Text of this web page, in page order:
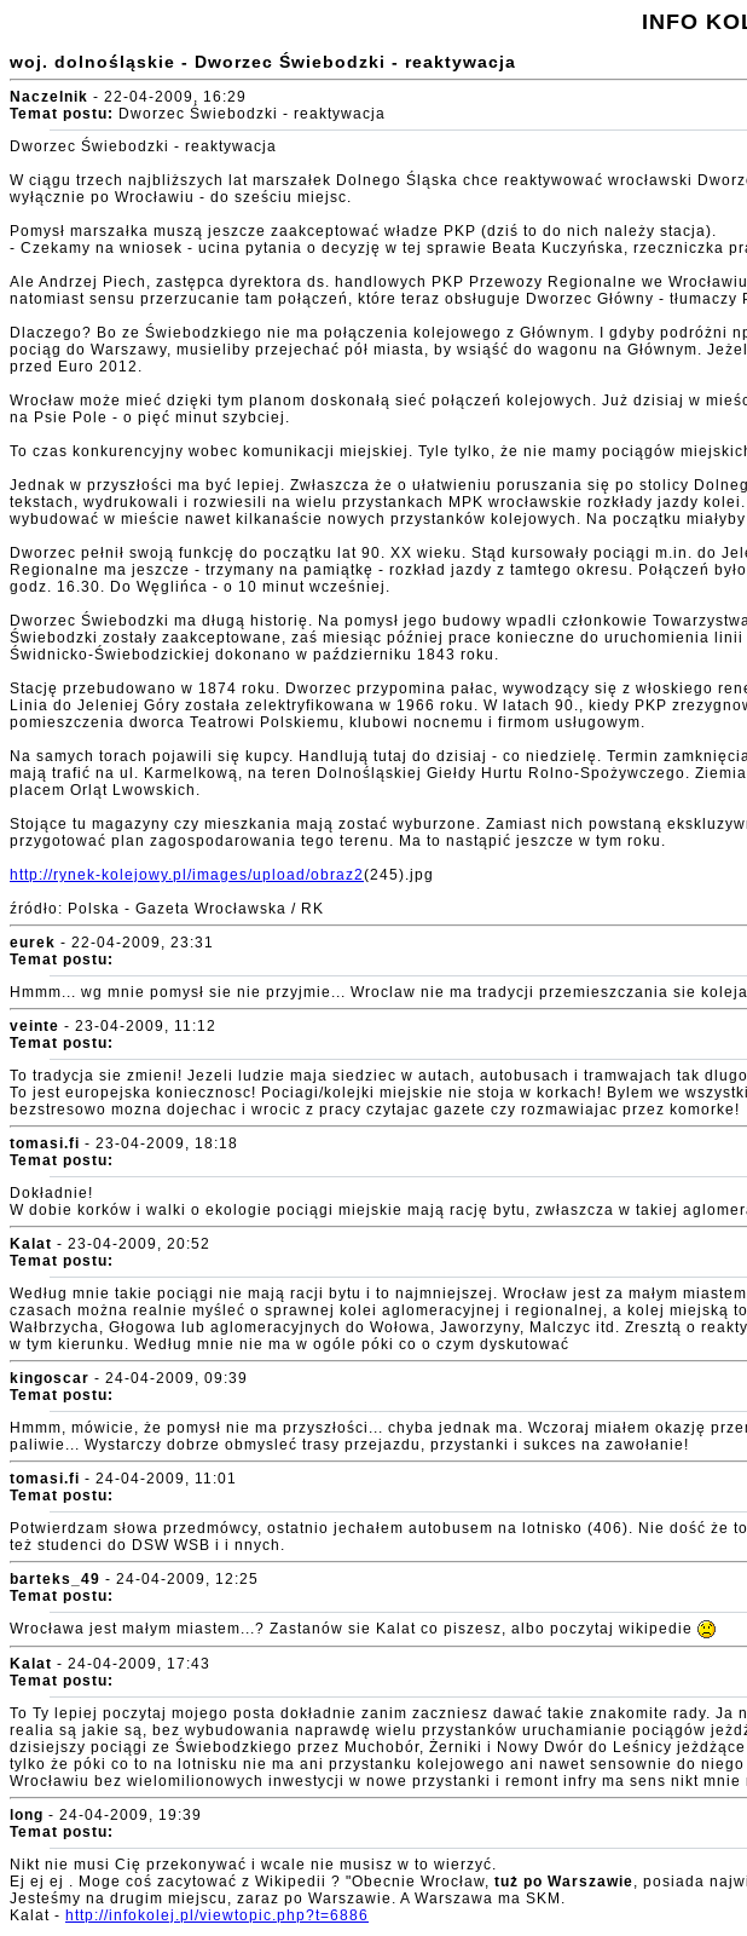
INFO
woj. dolnośląskie - Dworzec Świebodzki - reaktywacja
Naczelnik - 22-04-2009, 16:29
Temat postu: Dworzec Świebodzki - reaktywacja
Dworzec Świebodzki - reaktywacja
W ciągu trzech najbliższych lat marszałek Dolnego Śląska chce reaktywować wrocławski
wyłącznie po Wrocławiu - do sześciu miejsc.
Pomysł marszałka muszą jeszcze zaakceptować władze PKP (dziś to do nich należy stacja).
- Czekamy na wniosek - ucina pytania o decyzję w tej sprawie Beata Kuczyńska, rzeczniczka
Ale Andrzej Piech, zastępca dyrektora ds. handlowych PKP Przewozy Regionalne we
natomiast sensu przerzucanie tam połączeń, które teraz obsługuje Dworzec Główny - tłumaczy
Dlaczego? Bo ze Świebodzkiego nie ma połączenia kolejowego z Głównym. I gdyby
pociąg do Warszawy, musieliby przejechać pół miasta, by wsiąść do wagonu na Głównym.
przed Euro 2012.
Wrocław może mieć dzięki tym planom doskonałą sieć połączeń kolejowych. Już dzisiaj w
na Psie Pole - o pięć minut szybciej.
To czas konkurencyjny wobec komunikacji miejskiej. Tyle tylko, że nie mamy pociągów
Jednak w przyszłości ma być lepiej. Zwłaszcza że o ułatwieniu poruszania się po stolicy
tekstach, wydrukowali i rozwiesili na wielu przystankach MPK wrocławskie rozkłady jazdy
wybudować w mieście nawet kilkanaście nowych przystanków kolejowych. Na początku
Dworzec pełnił swoją funkcję do początku lat 90. XX wieku. Stąd kursowały pociągi m.in. do
Regionalne ma jeszcze - trzymany na pamiątkę - rozkład jazdy z tamtego okresu. Połączeń
godz. 16.30. Do Węglińca - o 10 minut wcześniej.
Dworzec Świebodzki ma długą historię. Na pomysł jego budowy wpadli członkowie
Świebodzki zostały zaakceptowane, zaś miesiąc później prace konieczne do uruchomienia
Świdnicko-Świebodzickiej dokonano w październiku 1843 roku.
Stację przebudowano w 1874 roku. Dworzec przypomina pałac, wywodzący się z włoskiego
Linia do Jeleniej Góry została zelektryfikowana w 1966 roku. W latach 90., kiedy PKP
pomieszczenia dworca Teatrowi Polskiemu, klubowi nocnemu i firmom usługowym.
Na samych torach pojawili się kupcy. Handlują tutaj do dzisiaj - co niedzielę. Termin
mają trafić na ul. Karmelkową, na teren Dolnośląskiej Giełdy Hurtu Rolno-Spożywczego.
placem Orląt Lwowskich.
Stojące tu magazyny czy mieszkania mają zostać wyburzone. Zamiast nich powstaną
przygotować plan zagospodarowania tego terenu. Ma to nastąpić jeszcze w tym roku.
http://rynek-kolejowy.pl/images/upload/obraz2(245).jpg
źródło: Polska - Gazeta Wrocławska / RK
eurek - 22-04-2009, 23:31
Temat postu:
Hmmm... wg mnie pomysł sie nie przyjmie... Wroclaw nie ma tradycji przemieszczania sie
veinte - 23-04-2009, 11:12
Temat postu:
To tradycja sie zmieni! Jezeli ludzie maja siedziec w autach, autobusach i tramwajach tak
To jest europejska koniecznosc! Pociagi/kolejki miejskie nie stoja w korkach! Bylem we
bezstresowo mozna dojechac i wrocic z pracy czytajac gazete czy rozmawiajac przez komorke!
tomasi.fi - 23-04-2009, 18:18
Temat postu:
Dokładnie!
W dobie korków i walki o ekologie pociągi miejskie mają rację bytu, zwłaszcza w takiej
Kalat - 23-04-2009, 20:52
Temat postu:
Według mnie takie pociągi nie mają racji bytu i to najmniejszej. Wrocław jest za małym
czasach można realnie myśleć o sprawnej kolei aglomeracyjnej i regionalnej, a kolej miejską
Wałbrzycha, Głogowa lub aglomeracyjnych do Wołowa, Jaworzyny, Malczyc itd. Zresztą o
w tym kierunku. Według mnie nie ma w ogóle póki co o czym dyskutować
kingoscar - 24-04-2009, 09:39
Temat postu:
Hmmm, mówicie, że pomysł nie ma przyszłości... chyba jednak ma. Wczoraj miałem okazję
paliwie... Wystarczy dobrze obmysleć trasy przejazdu, przystanki i sukces na zawołanie!
tomasi.fi - 24-04-2009, 11:01
Temat postu:
Potwierdzam słowa przedmówcy, ostatnio jechałem autobusem na lotnisko (406). Nie dość
też studenci do DSW WSB i i nnych.
barteks_49 - 24-04-2009, 12:25
Temat postu:
Wrocława jest małym miastem...? Zastanów sie Kalat co piszesz, albo poczytaj wikipedie
Kalat - 24-04-2009, 17:43
Temat postu:
To Ty lepiej poczytaj mojego posta dokładnie zanim zaczniesz dawać takie znakomite rady.
realia są jakie są, bez wybudowania naprawdę wielu przystanków uruchamianie pociągów
dzisiejszy pociągi ze Świebodzkiego przez Muchobór, Żerniki i Nowy Dwór do Leśnicy
tylko że póki co to na lotnisku nie ma ani przystanku kolejowego ani nawet sensownie do
Wrocławiu bez wielomilionowych inwestycji w nowe przystanki i remont infry ma sens nikt mnie
long - 24-04-2009, 19:39
Temat postu:
Nikt nie musi Cię przekonywać i wcale nie musisz w to wierzyć.
Ej ej ej . Moge coś zacytować z Wikipedii ? "Obecnie Wrocław, tuż po Warszawie, posiada
Jesteśmy na drugim miejscu, zaraz po Warszawie. A Warszawa ma SKM.
Kalat - http://infokolej.pl/viewtopic.php?t=6886